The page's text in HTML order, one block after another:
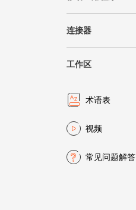
连接器
工作区
术语表
视频
常见问题解答